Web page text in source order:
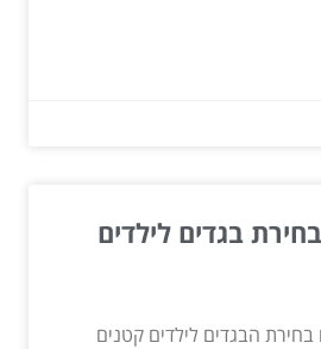
בגדים לילדים
הבגדים לילדים קטנים